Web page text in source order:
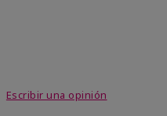
Escribir una opinión